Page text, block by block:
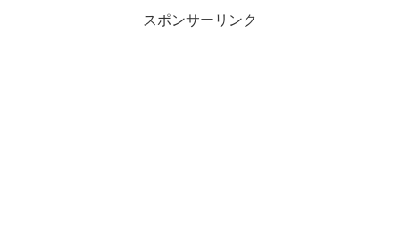
スポンサーリンク